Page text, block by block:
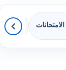
الامتحانات